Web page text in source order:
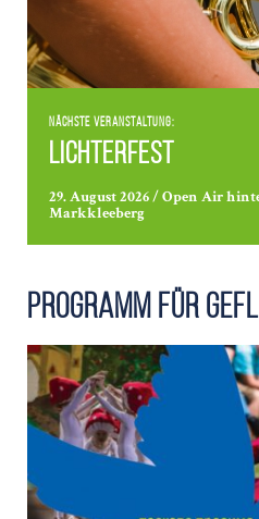
Nächste Veranstaltung:
Lichterfest
29. August 2026 / Open Air
Markkleeberg
Programm für